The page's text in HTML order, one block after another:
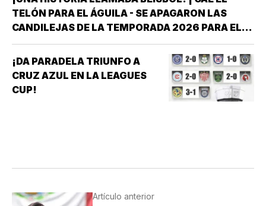
TELÓN PARA EL ÁGUILA - SE APAGARON LAS
CANDILEJAS DE LA TEMPORADA 2026 PARA EL
ÁGUILA DE VERACRUZ *LA NOVENA JAROCHA
CERRÓ SU CALENDARIO CON UNA VICTORIA DE
10-6 SOBRE PERICOS DE PUEBLA, PERO EL
TRIUNFO YA NO…
¡DA PARADELA TRIUNFO A
CRUZ AZUL EN LA LEAGUES
CUP!
Artículo anterior